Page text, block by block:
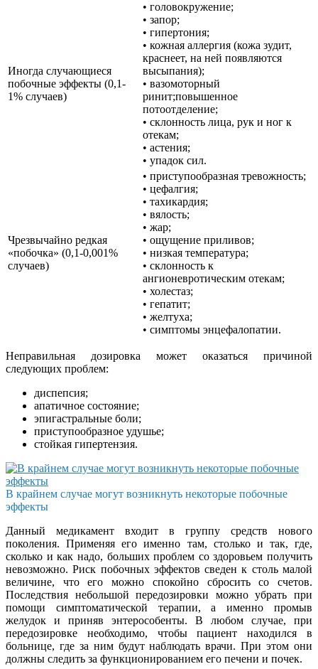
Иногда случающиеся
побочные эффекты (0,1-
1% случаев)
• головокружение;
• запор;
• гипертония;
• кожная аллергия (кожа зудит,
краснеет, на ней появляются
высыпания);
• вазомоторный
ринит;повышенное
потоотделение;
• склонность лица, рук и ног к
отекам;
• астения;
• упадок сил.
Чрезвычайно редкая
«побочка» (0,1-0,001%
случаев)
• приступообразная тревожность;
• цефалгия;
• тахикардия;
• вялость;
• жар;
• ощущение приливов;
• низкая температура;
• склонность к
ангионевротическим отекам;
• холестаз;
• гепатит;
• желтуха;
• симптомы энцефалопатии.
Неправильная дозировка может оказаться причиной
следующих проблем:
диспепсия;
апатичное состояние;
эпигастральные боли;
приступообразное удушье;
стойкая гипертензия.
В крайнем случае могут возникнуть некоторые побочные
эффекты
Данный медикамент входит в группу средств нового
поколения. Применяя его именно там, столько и так, где,
сколько и как надо, больших проблем со здоровьем получить
невозможно. Риск побочных эффектов сведен к столь малой
величине, что его можно спокойно сбросить со счетов.
Последствия небольшой передозировки можно убрать при
помощи симптоматической терапии, а именно промыв
желудок и приняв энтерособенты. В любом случае, при
передозировке необходимо, чтобы пациент находился в
больнице, где за ним будут наблюдать врачи. При этом они
должны следить за функционированием его печени и почек.